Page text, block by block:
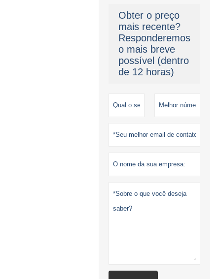
Obter o preço
mais recente?
Responderemos
o mais breve
possível (dentro
de 12 horas)